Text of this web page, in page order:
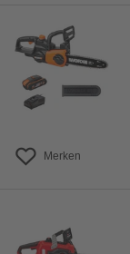
Merken